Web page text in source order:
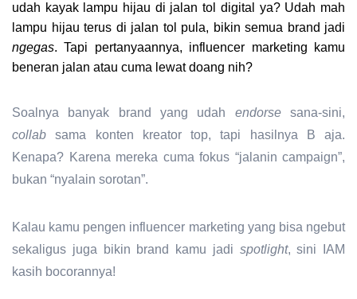
udah kayak lampu hijau di jalan tol digital ya? Udah mah
lampu hijau terus di jalan tol pula, bikin semua brand jadi
ngegas. Tapi pertanyaannya, influencer marketing kamu
beneran jalan atau cuma lewat doang nih?
Soalnya banyak brand yang udah endorsesana-sini,
collab sama konten kreator top, tapi hasilnya B aja.
Kenapa? Karena mereka cuma fokus “jalanin campaign”,
bukan “nyalain sorotan”.
Kalau kamu pengen influencer marketing yang bisa ngebut
sekaligus juga bikin brand kamu jadi spotlight, sini IAM
kasih bocorannya!